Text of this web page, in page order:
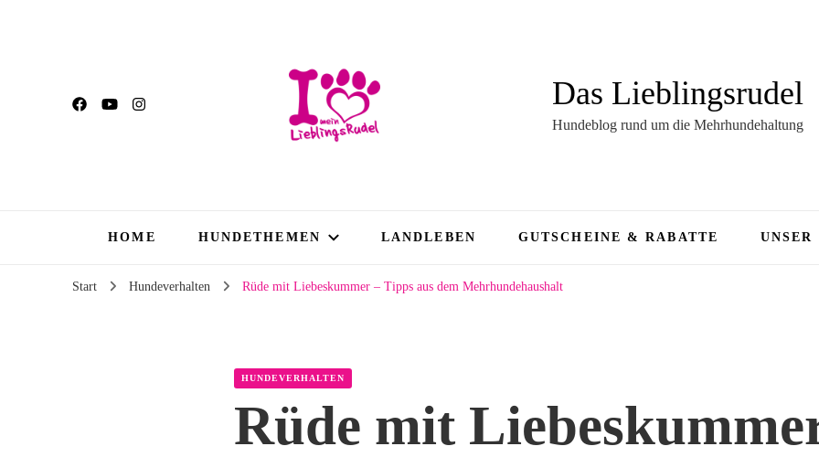
Das Lieblingsrudel
Hundeblog rund um die Mehrhundehaltung
HOME HUNDETHEMEN LANDLEBEN GUTSCHEINE & RABATTE UNSER
Start Hundeverhalten Rüde mit Liebeskummer – Tipps aus dem Mehrhundehaushalt
HUNDEVERHALTEN
Rüde mit